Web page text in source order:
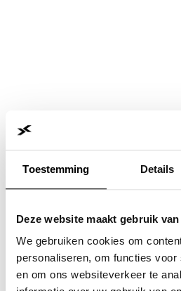
Toestemming Details
Deze website maakt gebruik
We gebruiken cookies om
personaliseren, om functies voor
en om ons websiteverkeer te